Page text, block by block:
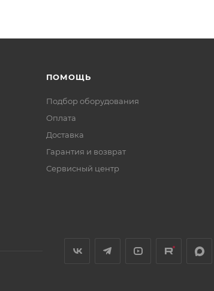
ПОМОЩЬ
Подбор оборудования
Оплата
Доставка
Гарантия и возврат
Сервисный центр